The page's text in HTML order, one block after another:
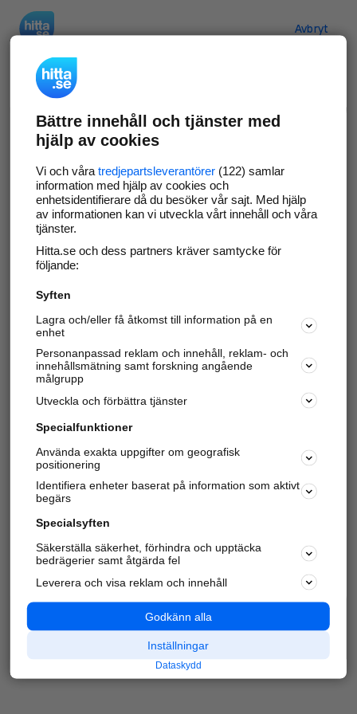
Avbryt
Verifiera ditt företag
Gör som 69 572företag
företagssida på hitta.se och syns bättre mot
kunder i ditt närområde. Helt kostnadsfritt.
Uppdatera din företagsinformation
Svara på och hantera dina omdömen
Har du redan verifierat ditt företag? Logga in
Varje vecka besöker du och4 miljoner
andra
härliga användare oss för att hitta rätt lokal
information om företag, privatpersoner och
platser.
Bättre innehåll och tjänster med
hjälp av cookies
Vi och våra tredjepartsleverantörer(122) samlar
information med hjälp av cookies och
enhetsidentifierare då du besöker vår sajt. Med hjälp
av informationen kan vi utveckla vårt innehåll och våra
tjänster.
Hitta.se och dess partners kräver samtycke för
följande:
Syften
Lagra och/eller få åtkomst till information på en
enhet
Personanpassad reklam och innehåll, reklam- och
innehållsmätning samt forskning angående
målgrupp
Utveckla och förbättra tjänster
Specialfunktioner
Använda exakta uppgifter om geografisk
positionering
Identifiera enheter baserat på information som aktivt
begärs
Specialsyften
Säkerställa säkerhet, förhindra och upptäcka
bedrägerier samt åtgärda fel
Leverera och visa reklam och innehåll
Godkänn alla
Inställningar
Dataskydd